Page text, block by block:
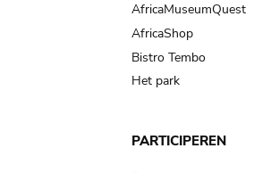
AfricaMuseumQuest
AfricaShop
Bistro Tembo
Het park
PARTICIPEREN